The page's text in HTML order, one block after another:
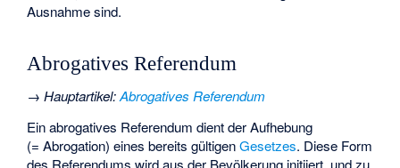
Ausnahme sind.
Abrogatives Referendum
→Hauptartikel:Abrogatives Referendum
Ein abrogatives Referendum dient der Aufhebung
(= Abrogation) eines bereits gültigenGesetzes. Diese Form
des Referendums wird aus der Bevölkerung initiiert, und zu